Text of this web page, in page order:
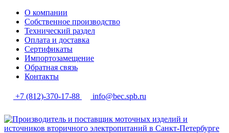
О компании
Собственное производство
Технический раздел
Оплата и доставка
Сертификаты
Импортозамещение
Обратная связь
Контакты
+7 (812)-370-17-88 info@bec.spb.ru